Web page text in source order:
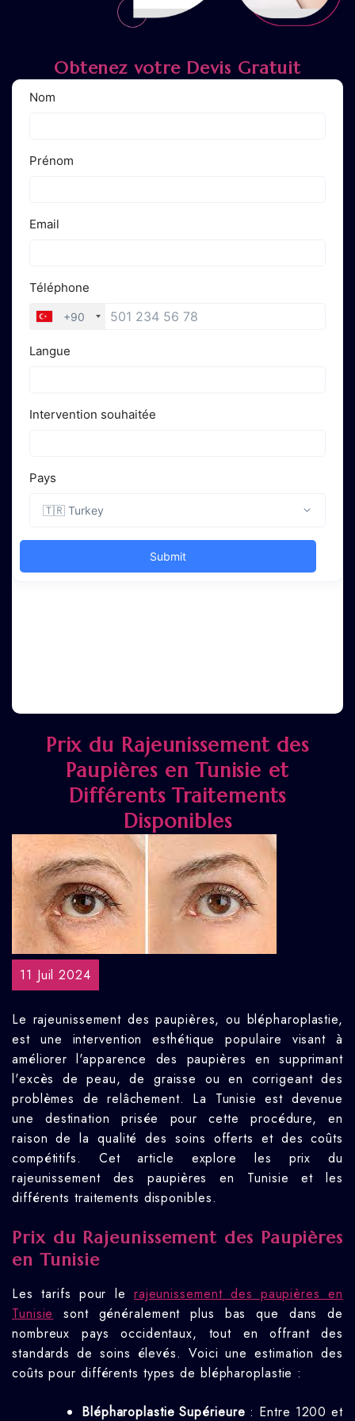
Obtenez votre Devis Gratuit
Prix du Rajeunissement des
Paupières en Tunisie et
Différents Traitements
Disponibles
11 Juil 2024
Le rajeunissement des paupières, ou blépharoplastie,
est une intervention esthétique populaire visant à
améliorer l'apparence des paupières en supprimant
l'excès de peau, de graisse ou en corrigeant des
problèmes de relâchement. La Tunisie est devenue
une destination prisée pour cette procédure, en
raison de la qualité des soins offerts et des coûts
compétitifs. Cet article explore les prix du
rajeunissement des paupières en Tunisie et les
différents traitements disponibles.
Prix du Rajeunissement des Paupières
en Tunisie
Les tarifs pour le rajeunissement des paupières en
Tunisie
sont généralement plus bas que dans de
nombreux pays occidentaux, tout en offrant des
standards de soins élevés. Voici une estimation des
coûts pour différents types de blépharoplastie :
Blépharoplastie Supérieure : Entre 1200 et